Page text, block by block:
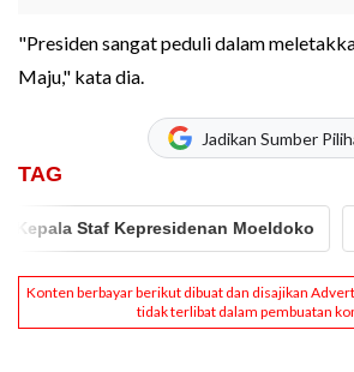
"Presiden sangat peduli dalam
Maju," kata dia.
Jadikan Sumber
TAG
Staf Kepresidenan Moeldoko